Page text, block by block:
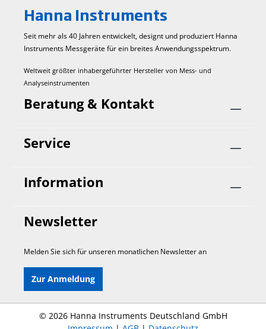
Hanna Instruments
Seit mehr als 40 Jahren entwickelt, designt und produziert Hanna
Instruments Mess­geräte für ein breites Anwendungs­spektrum.
Weltweit größter inhabergeführter Hersteller von Mess- und
Analyseinstrumenten
Beratung & Kontakt
Service
Information
Newsletter
Melden Sie sich für unseren monatlichen Newsletter an
Zur Anmeldung
© 2026 Hanna Instruments Deutschland GmbH